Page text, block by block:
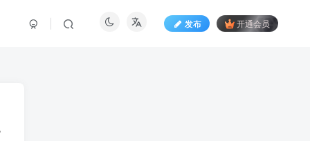
发布 开通会员